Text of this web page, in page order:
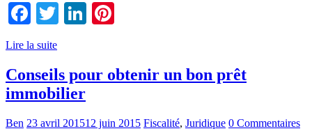
Facebook
TwitterLinkedIn
Lire la suite
Conseils pour obtenir un bon prêt
immobilier
Ben 23 avril 201512 juin 2015 Fiscalité, Juridique 0 Commentaires